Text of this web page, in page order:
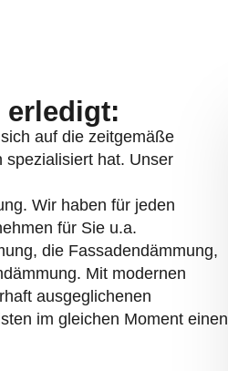
erledigt:
auf die zeitgemäße
spezialisiert hat. Unser
Wir haben für jeden
für Sie u.a.
die Fassadendämmung,
Mit modernen
ausgeglichenen
im gleichen Moment einen